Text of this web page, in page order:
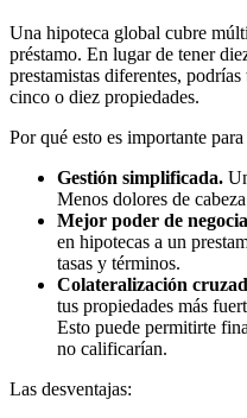
Una hipoteca global cubre
préstamo. En lugar de tener
prestamistas diferentes,
cinco o diez propiedades.
Por qué esto es importante para
Gestión simplificada.
Menos dolores de
Mejor poder de
en hipotecas a un
tasas y términos.
Colateralización
tus propiedades más
Esto puede permitirte
no calificarían.
Las desventajas: